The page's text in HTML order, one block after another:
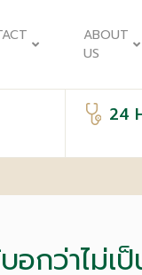
ABOUT
US
24
กว่าไม่เป็